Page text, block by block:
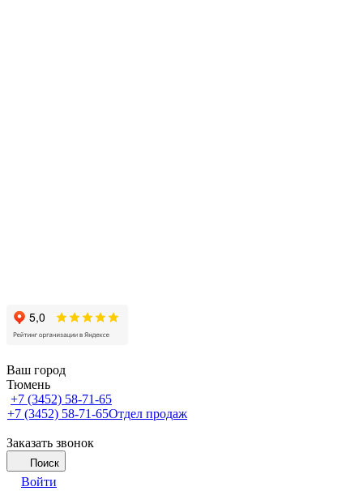
Ваш город
Тюмень
+7 (3452) 58-71-65
+7 (3452) 58-71-65Отдел продаж
Заказать звонок
Поиск
Войти